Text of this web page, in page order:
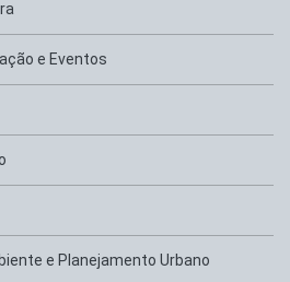
e Eventos
e Planejamento Urbano